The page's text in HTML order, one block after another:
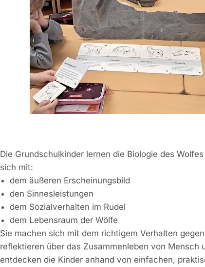
Die Grundschulkinder lernen die Biologie des
sich mit:
dem äußeren Erscheinungsbild
den Sinnesleistungen
dem Sozialverhalten im Rudel
dem Lebensraum der Wölfe
Sie machen sich mit dem richtigem Verhalten
reflektieren über das Zusammenleben von Mensch
entdecken die Kinder anhand von einfachen,